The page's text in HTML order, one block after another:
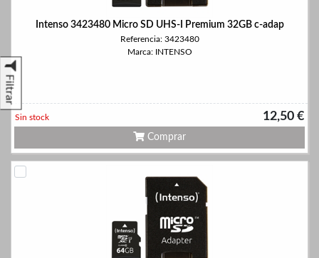
Filtrar
Intenso 3423480 Micro SD UHS-I Premium 32GB c-adap
Referencia: 3423480
Marca: INTENSO
12,50 €
Sin stock
Comprar